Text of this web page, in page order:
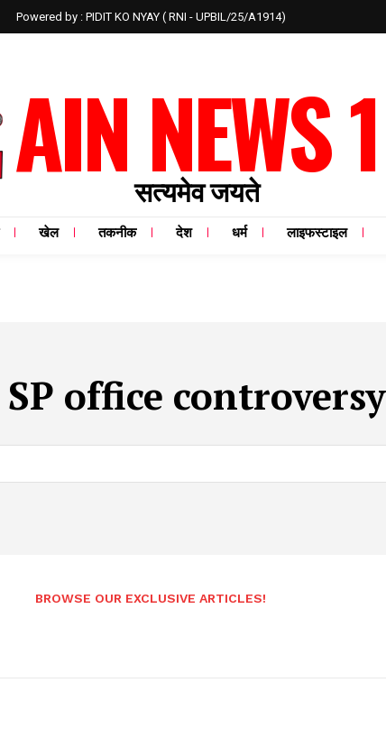
Powered by : PIDIT KO NYAY ( RNI - UPBIL/25/A1914)
AIN NEWS 1
सत्यमेव जयते
खेल तकनीक देश धर्म लाइफस्टाइल
SP office controversy
BROWSE OUR EXCLUSIVE ARTICLES!